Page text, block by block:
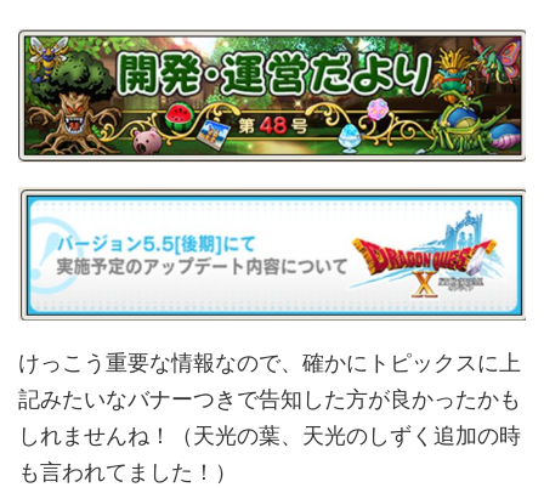
けっこう重要な情報なので、確かにトピックスに上
記みたいなバナーつきで告知した方が良かったかも
しれませんね！（天光の葉、天光のしずく追加の時
も言われてました！）